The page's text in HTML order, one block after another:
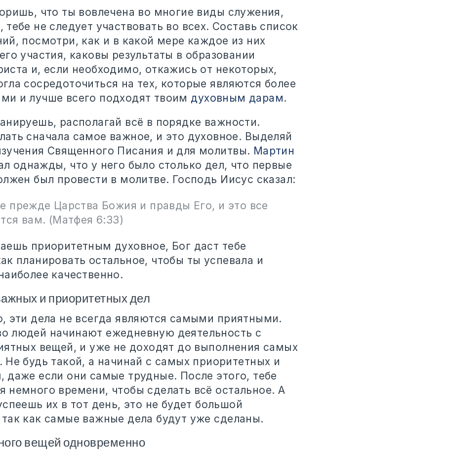
что ты вовлечена во многие виды служения,
не следует участвовать во всех. Составь список
посмотри, как и в какой мере каждое из них
участия, каковы результаты в образовании
и, если необходимо, откажись от некоторых,
сосредоточиться на тех, которые являются более
и лучше всего подходят твоим духовным дарам.
располагай всё в порядке важности.
сначала самое важное, и это духовное. Выделяй
Священного Писания и для молитвы. Мартин
однажды, что у него было столько дел, что первые
был провести в молитве. Господь Иисус сказал:
прежде Царства Божия и правды Его, и это все
вам. (Матфея 6:33)
приоритетным духовное, Бог даст тебе
планировать остальное, чтобы ты успевала и
качественно.
и приоритетных дел
эти дела не всегда являются самыми приятными.
людей начинают ежедневную деятельность с
вещей, и уже не доходят до выполнения самых
Не будь такой, а начинай с самых приоритетных и
даже если они самые трудные. После этого, тебе
немного времени, чтобы сделать всё остальное. А
их в тот день, это не будет большой
как самые важные дела будут уже сделаны.
вещей одновременно